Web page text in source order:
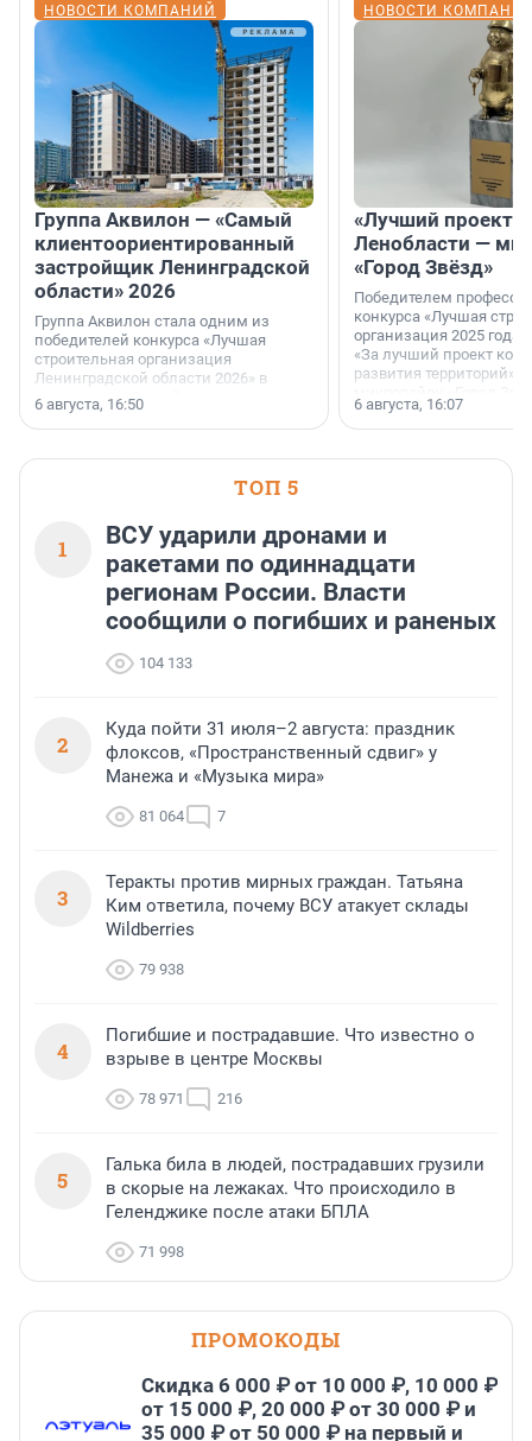
НОВОСТИ КОМПАНИЙ
Группа Аквилон — «Самый
клиентоориентированный
застройщик Ленинградской
области» 2026
Группа Аквилон стала одним из
победителей конкурса «Лучшая
строительная организация
Ленинградской области 2026» в
номинации «Самый
клиентоориентированный
застройщик Ленинградской
6 августа, 16:50
НОВОСТИ
«Лучший проект
Ленобласти —
«Город Звёзд»
Победителем
конкурса «Лучшая
организация 2025
«За лучший проект
развития территорий»
6 августа, 16:07
ТОП 5
1
ВСУ ударили дронами и
ракетами по одиннадцати
регионам России. Власти
сообщили о погибших и раненых
104 133
2
Куда пойти 31 июля–2 августа: праздник
флоксов, «Пространственный сдвиг» у
Манежа и «Музыка мира»
81 064 7
3
Теракты против мирных граждан. Татьяна
Ким ответила, почему ВСУ атакует склады
Wildberries
79 938
4
Погибшие и пострадавшие. Что известно о
взрыве в центре Москвы
78 971 216
5
Галька била в людей, пострадавших грузили
в скорые на лежаках. Что происходило в
Геленджике после атаки БПЛА
71 998
ПРОМОКОДЫ
Скидка 6 000 ₽ от 10 000 ₽, 10 000 ₽
от 15 000 ₽, 20 000 ₽ от 30 000 ₽ и
35 000 ₽ от 50 000 ₽ на первый и